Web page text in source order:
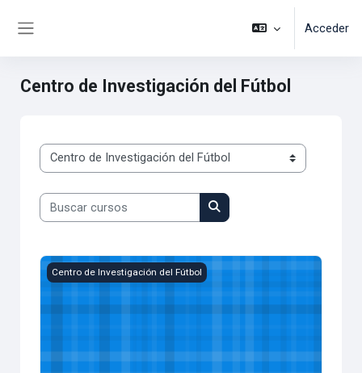
Acceder
Centro de Investigación del Fútbol
Categorías
Buscar cursos
Buscar cursos
Apoyo Científico
Centro de Investigación del Fútbol